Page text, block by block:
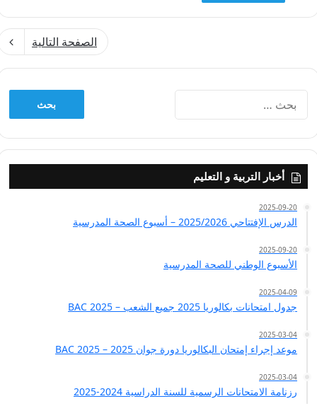
الصفحة التالية
عن:
أخبار التربية و التعليم
2025-09-20
الدرس الإفتتاحي 2025/2026 – أسبوع الصحة المدرسية
2025-09-20
الأسبوع الوطني للصحة المدرسية
2025-04-09
جدول امتحانات بكالوريا 2025 جميع الشعب – BAC 2025
2025-03-04
موعد إجراء إمتحان البكالوريا دورة جوان 2025 – BAC 2025
2025-03-04
رزنامة الامتحانات الرسمية للسنة الدراسية 2024-2025